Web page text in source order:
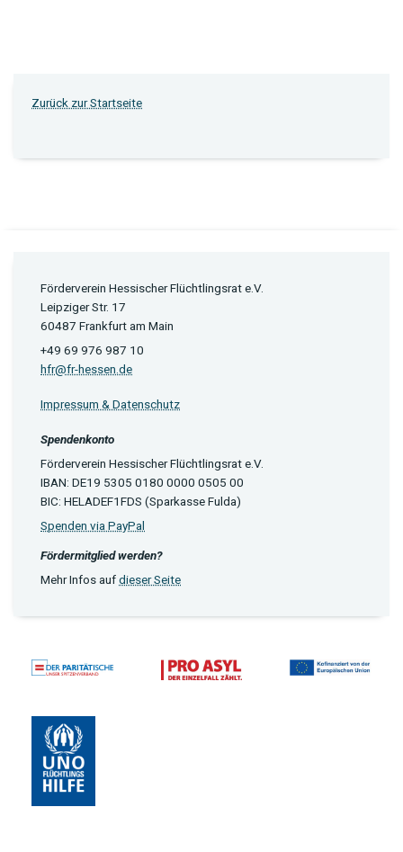
Zurück zur Startseite
Förderverein Hessischer Flüchtlingsrat e.V.
Leipziger Str. 17
60487 Frankfurt am Main
+49 69 976 987 10
hfr@fr-hessen.de
Impressum & Datenschutz
Spendenkonto
Förderverein Hessischer Flüchtlingsrat e.V.
IBAN: DE19 5305 0180 0000 0505 00
BIC: HELADEF1FDS (Sparkasse Fulda)
Spenden via PayPal
Fördermitglied werden?
Mehr Infos aufdieser Seite